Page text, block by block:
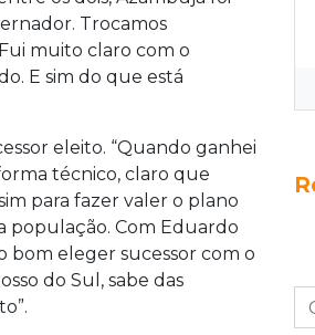
Trocamos
muito claro com o
E sim do que está
eleito. “Quando ganhei
técnico, claro que
para fazer valer o plano
população. Com Eduardo
bom eleger sucessor com o
do Sul, sabe das